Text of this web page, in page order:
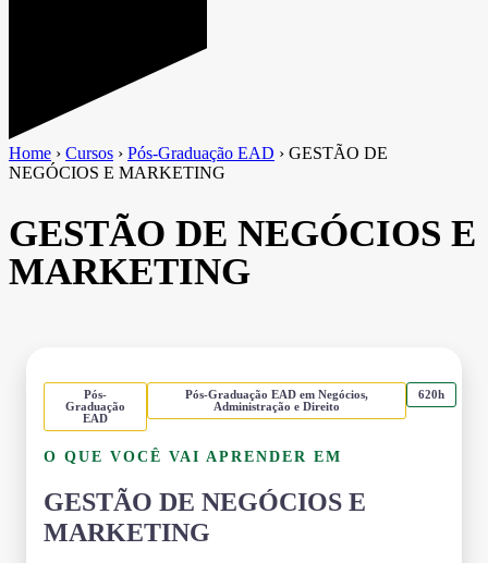
Home › Cursos › Pós-Graduação EAD › GESTÃO DE
NEGÓCIOS E MARKETING
GESTÃO DE NEGÓCIOS E
MARKETING
Pós-
Graduação
EAD
Pós-Graduação EAD em Negócios,
Administração e Direito
620h
O QUE VOCÊ VAI APRENDER EM
GESTÃO DE NEGÓCIOS E
MARKETING